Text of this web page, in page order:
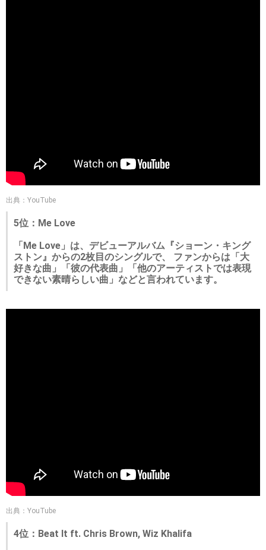
出典：YouTube
5位：Me Love
「Me Love」は、デビューアルバム『ショーン・キング
ストン』からの2枚目のシングルで、 ファンからは「大
好きな曲」「彼の代表曲」「他のアーティストでは表現
できない素晴らしい曲」などと言われています。
出典：YouTube
4位：Beat It ft. Chris Brown, Wiz Khalifa